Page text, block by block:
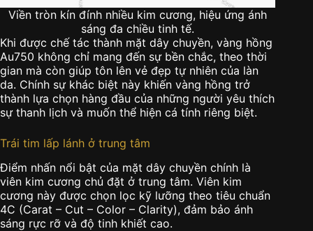
Viền tròn kín đính nhiều kim cương, hiệu ứng ánh
sáng đa chiều tinh tế.
Khi được chế tác thành mặt dây chuyền, vàng hồng
Au750 không chỉ mang đến sự bền chắc, theo thời
gian mà còn giúp tôn lên vẻ đẹp tự nhiên của làn
da. Chính sự khác biệt này khiến vàng hồng trở
thành lựa chọn hàng đầu của những người yêu thích
sự thanh lịch và muốn thể hiện cá tính riêng biệt.
Trái tim lấp lánh ở trung tâm
Điểm nhấn nổi bật của mặt dây chuyền chính là
viên kim cương chủ đặt ở trung tâm. Viên kim
cương này được chọn lọc kỹ lưỡng theo tiêu chuẩn
4C (Carat – Cut – Color – Clarity), đảm bảo ánh
sáng rực rỡ và độ tinh khiết cao.